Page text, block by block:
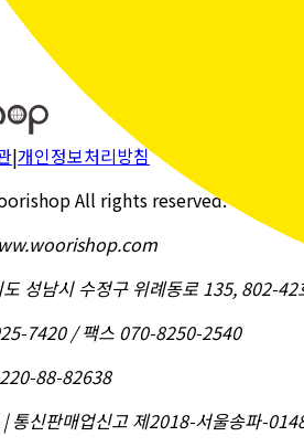
|개인정보처리방침
All rights reserved.
성남시 수정구 위례동로 135, 802-42
7420 / 팩스 070-8250-2540
220-88-82638
| 통신판매업신고 제2018-서울송파-